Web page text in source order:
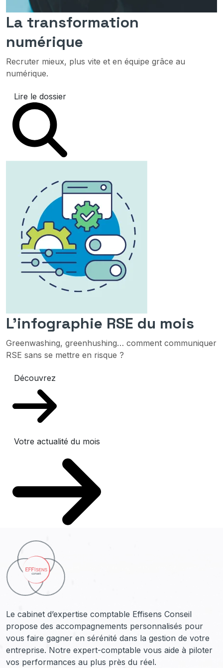
La transformation
numérique
Recruter mieux, plus vite et en équipe grâce au
numérique.
Lire le dossier
L'infographie RSE du mois
Greenwashing, greenhushing… comment communiquer
RSE sans se mettre en risque ?
Découvrez
Votre actualité du mois
Le cabinet d’expertise comptable Effisens Conseil
propose des accompagnements personnalisés pour
vous faire gagner en sérénité dans la gestion de votre
entreprise. Notre expert-comptable vous aide à piloter
vos performances au plus près du réel.